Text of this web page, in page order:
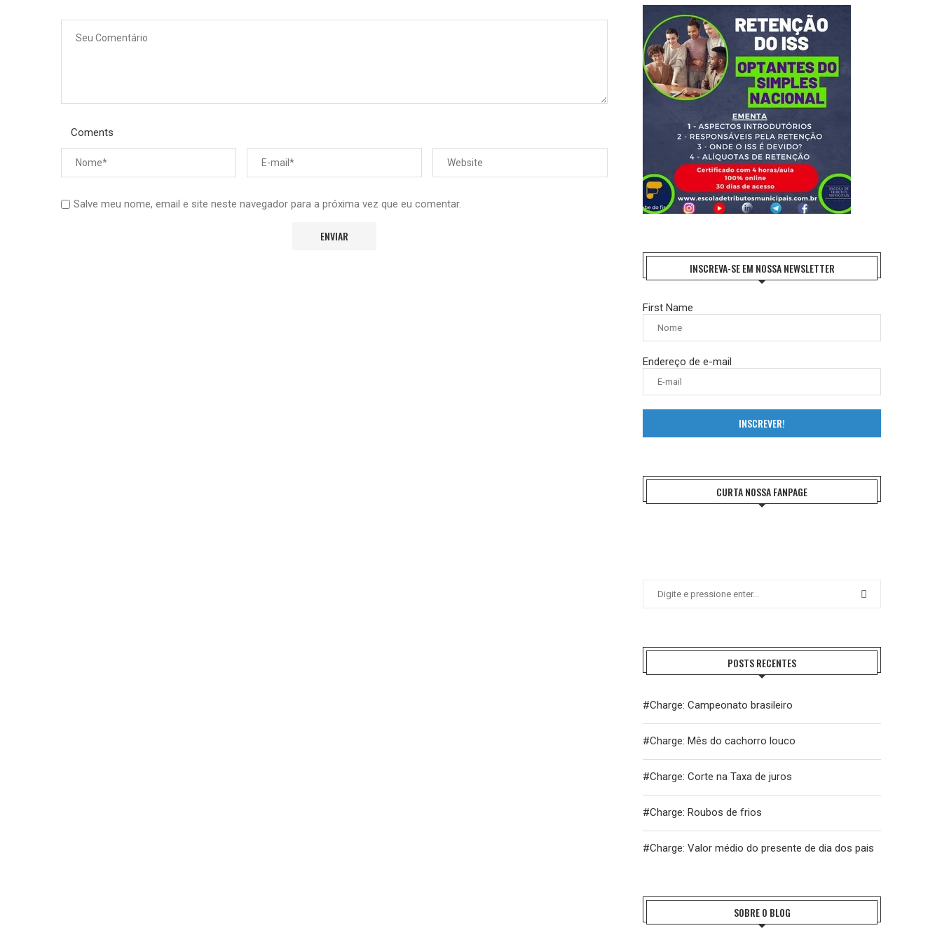
Coments
Salve meu nome, email e site neste navegador para a próxima vez que eu comentar.
INSCREVA-SE EM NOSSA NEWSLETTER
First Name
Endereço de e-mail
INSCREVER!
CURTA NOSSA FANPAGE
POSTS RECENTES
#Charge: Campeonato brasileiro
#Charge: Mês do cachorro louco
#Charge: Corte na Taxa de juros
#Charge: Roubos de frios
#Charge: Valor médio do presente de dia dos pais
SOBRE O BLOG